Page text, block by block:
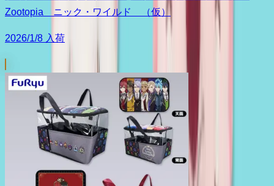
Zootopia ニック・ワイルド （仮）
2026/1/8 入荷